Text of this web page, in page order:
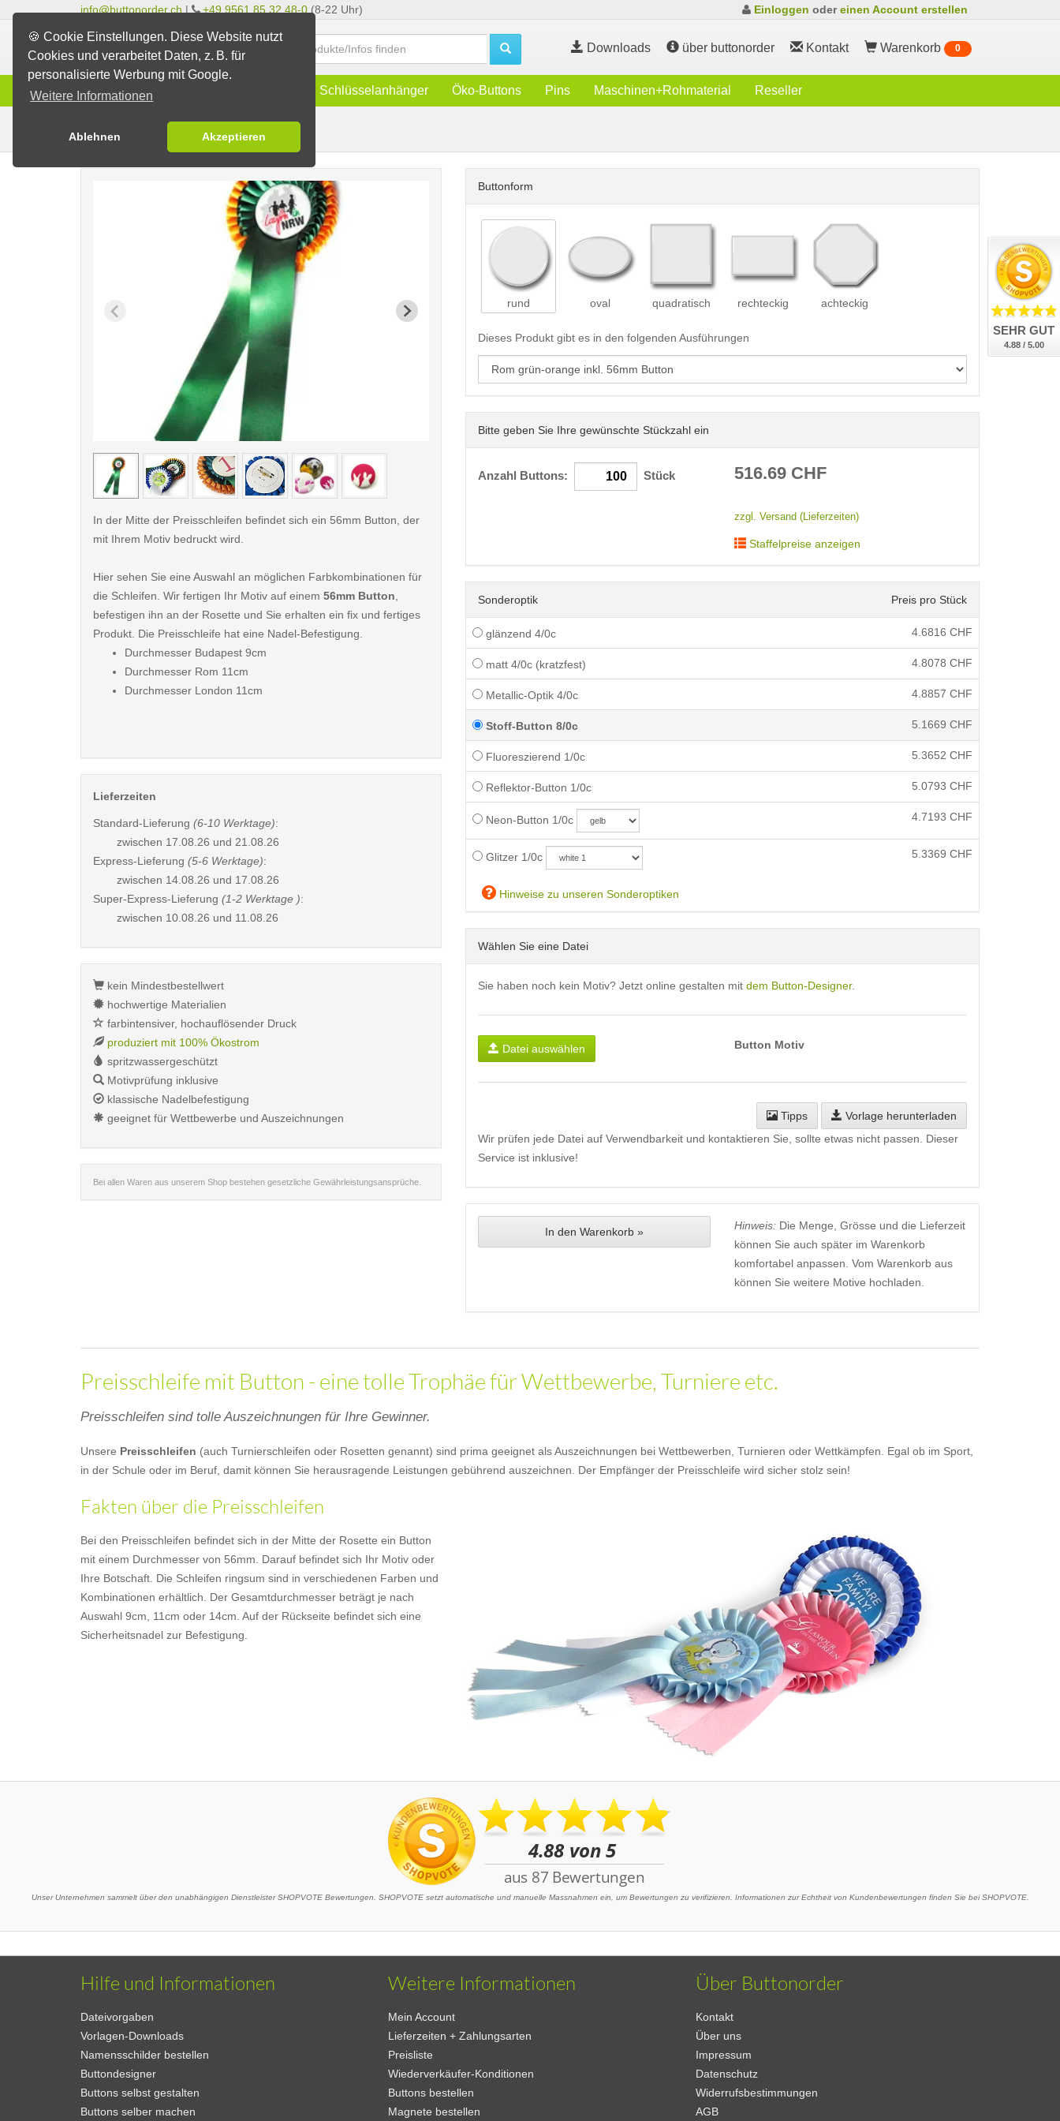
🍪 Cookie Einstellungen. Diese Website nutzt
Cookies und verarbeitet Daten, z. B. für
personalisierte Werbung mit Google.
Weitere Informationen
Ablehnen Akzeptieren
info@buttonorder.ch | +49 9561 85 32 48-0 (8-22 Uhr) Einloggen odereinen Account erstellen
Downloads über buttonorder Kontakt Warenkorb 0
Infos Schlüsselanhänger Öko-Buttons Pins Maschinen+Rohmaterial Reseller
Buttons erstellen Preisschleifen
Buttonform
rund oval quadratisch rechteckig achteckig
Dieses Produkt gibt es in den folgenden Ausführungen
Bitte geben Sie Ihre gewünschte Stückzahl ein
Anzahl Buttons: Stück 516.69CHF
zzgl. Versand (Lieferzeiten)
Staffelpreise anzeigen
Sonderoptik Preis pro Stück
glänzend 4/0c 4.6816 CHF
matt 4/0c (kratzfest) 4.8078 CHF
Metallic-Optik 4/0c 4.8857 CHF
Stoff-Button 8/0c 5.1669 CHF
Fluoreszierend 1/0c 5.3652 CHF
Reflektor-Button 1/0c 5.0793 CHF
Neon-Button 1/0c 4.7193 CHF
Glitzer 1/0c 5.3369 CHF
Hinweise zu unseren Sonderoptiken
Wählen Sie eine Datei
Sie haben noch kein Motiv? Jetzt online gestalten mit dem Button-Designer.
Datei auswählen Button Motiv
Tipps
Vorlage herunterladen
Wir prüfen jede Datei auf Verwendbarkeit und kontaktieren Sie, sollte etwas nicht passen. Dieser
Service ist inklusive!
In den Warenkorb » Hinweis:Die Menge, Grösse und die Lieferzeit
können Sie auch später im Warenkorb
komfortabel anpassen. Vom Warenkorb aus
können Sie weitere Motive hochladen.
< /picture> < /picture> < /picture>
In der Mitte der Preisschleifen befindet sich ein 56mm Button, der
mit Ihrem Motiv bedruckt wird.
Hier sehen Sie eine Auswahl an möglichen Farbkombinationen für
die Schleifen. Wir fertigen Ihr Motiv auf einem 56mm Button
befestigen ihn an der Rosette und Sie erhalten ein fix und fertiges
Produkt. Die Preisschleife hat eine Nadel-Befestigung.
Durchmesser Budapest 9cm
Durchmesser Rom 11cm
Durchmesser London 11cm
Lieferzeiten
Standard-Lieferung (6-10 Werktage):
zwischen 17.08.26 und 21.08.26
Express-Lieferung (5-6 Werktage):
zwischen 14.08.26 und 17.08.26
Super-Express-Lieferung (1-2 Werktage ):
zwischen 10.08.26 und 11.08.26
kein Mindestbestellwert
hochwertige Materialien
farbintensiver, hochauflösender Druck
produziert mit 100% Ökostrom
spritzwassergeschützt
Motivprüfung inklusive
klassische Nadelbefestigung
geeignet für Wettbewerbe und Auszeichnungen
Bei allen Waren aus unserem Shop bestehen gesetzliche Gewährleistungsansprüche.
Preisschleife mit Button - eine tolle Trophäe für Wettbewerbe, Turniere etc.
Preisschleifen sind tolle Auszeichnungen für Ihre Gewinner.
Unsere Preisschleifen (auch Turnierschleifen oder Rosetten genannt) sind prima geeignet als Auszeichnungen bei Wettbewerben, Turnieren oder Wettkämpfen. Egal ob im Sport,
in der Schule oder im Beruf, damit können Sie herausragende Leistungen gebührend auszeichnen. Der Empfänger der Preisschleife wird sicher stolz sein!
Fakten über die Preisschleifen
Bei den Preisschleifen befindet sich in der Mitte der Rosette ein Button
mit einem Durchmesser von 56mm. Darauf befindet sich Ihr Motiv oder
Ihre Botschaft. Die Schleifen ringsum sind in verschiedenen Farben und
Kombinationen erhältlich. Der Gesamtdurchmesser beträgt je nach
Auswahl 9cm, 11cm oder 14cm. Auf der Rückseite befindet sich eine
Sicherheitsnadel zur Befestigung.
Unser Unternehmen sammelt über den unabhängigen Dienstleister SHOPVOTE Bewertungen. SHOPVOTE setzt automatische und manuelle Massnahmen ein, um Bewertungen zu verifizieren. Informationen zur Echtheit von Kundenbewertungen finden Sie bei SHOPVOTE.
Hilfe und Informationen
Dateivorgaben
Vorlagen-Downloads
Namensschilder bestellen
Buttondesigner
Buttons selbst gestalten
Buttons selber machen
Weitere Informationen
Mein Account
Lieferzeiten + Zahlungsarten
Preisliste
Wiederverkäufer-Konditionen
Buttons bestellen
Magnete bestellen
Über Buttonorder
Kontakt
Über uns
Impressum
Datenschutz
Widerrufsbestimmungen
AGB
SEHR GUT
4.88 / 5.00